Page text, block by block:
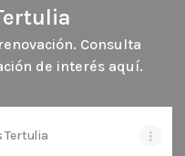
Consulta
de interés aquí.
Tertulia